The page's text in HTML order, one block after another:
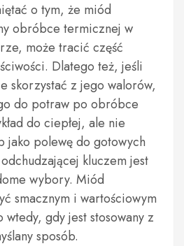
o tym, że miód
obróbce termicznej w
może tracić część
Dlatego też, jeśli
skorzystać z jego walorów,
do potraw po obróbce
do ciepłej, ale nie
jako polewę do gotowych
kluczem jest
wybory. Miód
smacznym i wartościowym
gdy jest stosowany z
sposób.